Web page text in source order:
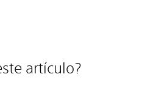
artículo?